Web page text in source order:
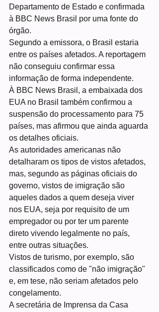
Departamento de Estado e confirmada
à BBC News Brasil por uma fonte do
órgão.
Segundo a emissora, o Brasil estaria
entre os países afetados. A reportagem
não conseguiu confirmar essa
informação de forma independente.
À BBC News Brasil, a embaixada dos
EUA no Brasil também confirmou a
suspensão do processamento para 75
países, mas afirmou que ainda aguarda
os detalhes oficiais.
As autoridades americanas não
detalharam os tipos de vistos afetados,
mas, segundo as páginas oficiais do
governo, vistos de imigração são
aqueles dados a quem deseja viver
nos EUA, seja por requisito de um
empregador ou por ter um parente
direto vivendo legalmente no país,
entre outras situações.
Vistos de turismo, por exemplo, são
classificados como de "não imigração"
e, em tese, não seriam afetados pelo
congelamento.
A secretária de Imprensa da Casa